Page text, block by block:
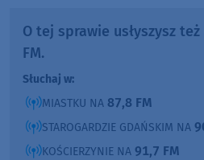
O tej sprawie usłyszysz
FM.
Słuchaj w:
MIASTKU NA 87,8 FM
STAROGARDZIE GDAŃSKIM NA
KOŚCIERZYNIE NA 91,7 FM